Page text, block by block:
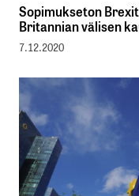
Sopimukseton
Britannian välisen
7.12.2020